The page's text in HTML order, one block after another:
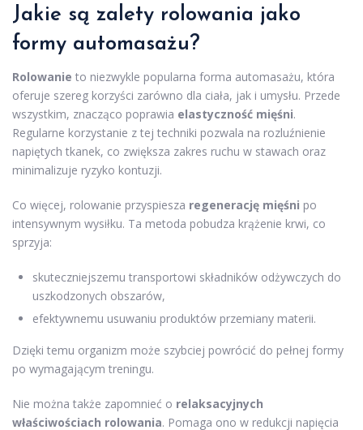
Jakie są zalety rolowania jako
formy automasażu?
Rolowanie to niezwykle popularna forma automasażu, która
oferuje szereg korzyści zarówno dla ciała, jak i umysłu. Przede
wszystkim, znacząco poprawia elastyczność mięśni.
Regularne korzystanie z tej techniki pozwala na rozluźnienie
napiętych tkanek, co zwiększa zakres ruchu w stawach oraz
minimalizuje ryzyko kontuzji.
Co więcej, rolowanie przyspiesza regenerację mięśni po
intensywnym wysiłku. Ta metoda pobudza krążenie krwi, co
sprzyja:
skuteczniejszemu transportowi składników odżywczych do
uszkodzonych obszarów,
efektywnemu usuwaniu produktów przemiany materii.
Dzięki temu organizm może szybciej powrócić do pełnej formy
po wymagającym treningu.
Nie można także zapomnieć o relaksacyjnych
właściwościach rolowania. Pomaga ono w redukcji napięcia